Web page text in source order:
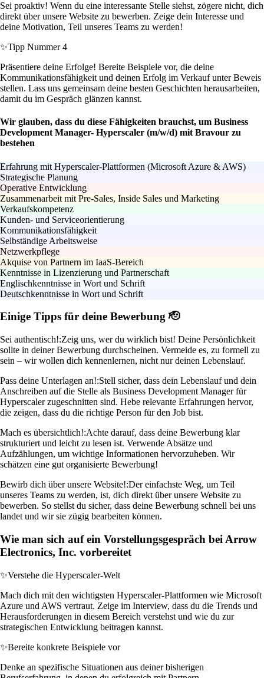
Sei proaktiv! Wenn du eine interessante Stelle siehst, zögere nicht, dich
direkt über unsere Website zu bewerben. Zeige dein Interesse und
deine Motivation, Teil unseres Teams zu werden!
✨Tipp Nummer 4
Präsentiere deine Erfolge! Bereite Beispiele vor, die deine
Kommunikationsfähigkeit und deinen Erfolg im Verkauf unter Beweis
stellen. Lass uns gemeinsam deine besten Geschichten herausarbeiten,
damit du im Gespräch glänzen kannst.
Wir glauben, dass du diese Fähigkeiten brauchst, um Business
Development Manager- Hyperscaler (m/w/d) mit Bravour zu
bestehen
Erfahrung mit Hyperscaler-Plattformen (Microsoft Azure & AWS)
Strategische Planung
Operative Entwicklung
Zusammenarbeit mit Pre-Sales, Inside Sales und Marketing
Verkaufskompetenz
Kunden- und Serviceorientierung
Kommunikationsfähigkeit
Selbständige Arbeitsweise
Netzwerkpflege
Akquise von Partnern im IaaS-Bereich
Kenntnisse in Lizenzierung und Partnerschaft
Englischkenntnisse in Wort und Schrift
Deutschkenntnisse in Wort und Schrift
Einige Tipps für deine Bewerbung 🫡
Sei authentisch!:Zeig uns, wer du wirklich bist! Deine Persönlichkeit
sollte in deiner Bewerbung durchscheinen. Vermeide es, zu formell zu
sein – wir wollen dich kennenlernen, nicht nur deinen Lebenslauf.
Pass deine Unterlagen an!:Stell sicher, dass dein Lebenslauf und dein
Anschreiben auf die Stelle als Business Development Manager für
Hyperscaler zugeschnitten sind. Hebe relevante Erfahrungen hervor,
die zeigen, dass du die richtige Person für den Job bist.
Mach es übersichtlich!:Achte darauf, dass deine Bewerbung klar
strukturiert und leicht zu lesen ist. Verwende Absätze und
Aufzählungen, um wichtige Informationen hervorzuheben. Wir
schätzen eine gut organisierte Bewerbung!
Bewirb dich über unsere Website!:Der einfachste Weg, um Teil
unseres Teams zu werden, ist, dich direkt über unsere Website zu
bewerben. So stellst du sicher, dass deine Bewerbung schnell bei uns
landet und wir sie zügig bearbeiten können.
Wie man sich auf ein Vorstellungsgespräch bei Arrow
Electronics, Inc. vorbereitet
✨Verstehe die Hyperscaler-Welt
Mach dich mit den wichtigsten Hyperscaler-Plattformen wie Microsoft
Azure und AWS vertraut. Zeige im Interview, dass du die Trends und
Herausforderungen in diesem Bereich verstehst und wie du zur
strategischen Entwicklung beitragen kannst.
✨Bereite konkrete Beispiele vor
Denke an spezifische Situationen aus deiner bisherigen